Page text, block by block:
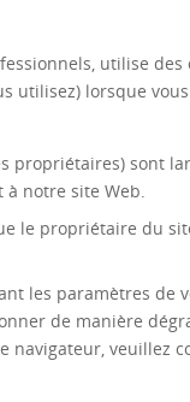
utilise
lorsque
propriétaires) sont
notre site Web.
le propriétaire du
les paramètres de
de manière
veuillez